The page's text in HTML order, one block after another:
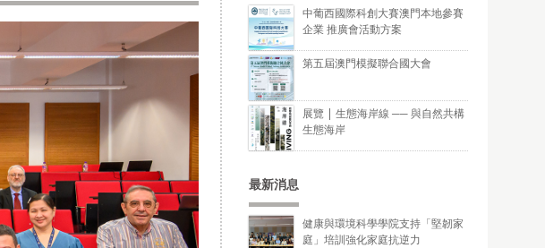
中葡西國際科創大賽澳門本地參賽
企業 推廣會活動方案
第五屆澳門模擬聯合國大會
展覽 | 生態海岸線 ── 與自然共構
生態海岸
最新消息
健康與環境科學學院支持「堅韌家
庭」培訓強化家庭抗逆力